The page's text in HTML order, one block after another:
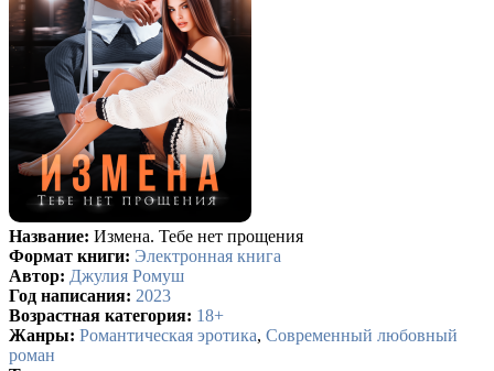
Название: Измена. Тебе нет прощения
Формат книги: Электронная книга
Автор: Джулия Ромуш
Год написания: 2023
Возрастная категория: 18+
Жанры: Романтическая эротика, Современный любовный
роман